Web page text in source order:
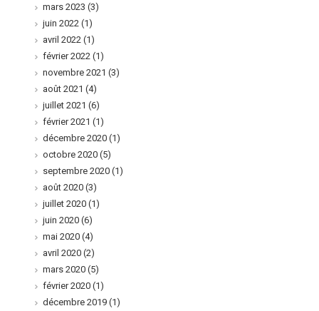
mars 2023 (3)
juin 2022 (1)
avril 2022 (1)
février 2022 (1)
novembre 2021 (3)
août 2021 (4)
juillet 2021 (6)
février 2021 (1)
décembre 2020 (1)
octobre 2020 (5)
septembre 2020 (1)
août 2020 (3)
juillet 2020 (1)
juin 2020 (6)
mai 2020 (4)
avril 2020 (2)
mars 2020 (5)
février 2020 (1)
décembre 2019 (1)